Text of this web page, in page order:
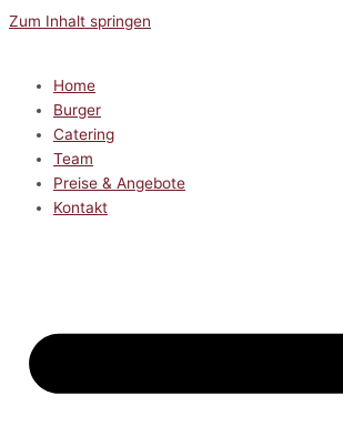
Zum Inhalt springen
Home
Burger
Catering
Team
Preise & Angebote
Kontakt